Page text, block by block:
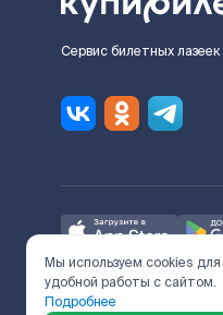
Сервис билетных лазеек
Ж/Д билеты
Мы используем cookies для
удобной работы с сайтом.
Подробнее